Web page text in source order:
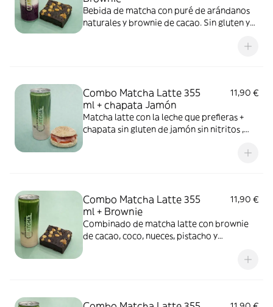
Bebida de matcha con puré de arándanos
naturales y brownie de cacao. Sin gluten y
Combo Matcha Latte 355
ml + chapata Jamón
11,90 €
Matcha latte con la leche que prefieras +
chapata sin gluten de jamón sin nitritos ,
Combo Matcha Latte 355
ml + Brownie
11,90 €
Combinado de matcha latte con brownie
de cacao, coco, nueces, pistacho y